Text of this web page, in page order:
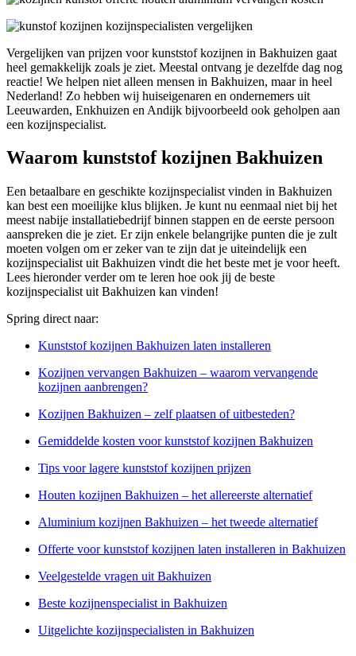
Vergelijken van prijzen voor kunststof kozijnen in Bakhuizen gaat
heel gemakkelijk zoals je ziet. Meestal ontvang je dezelfde dag nog
reactie! We helpen niet alleen mensen in Bakhuizen, maar in heel
Nederland! Zo hebben wij huiseigenaren en ondernemers uit
Leeuwarden, Enkhuizen en Andijk bijvoorbeeld ook geholpen aan
een kozijnspecialist.
Waarom kunststof kozijnen Bakhuizen
Een betaalbare en geschikte kozijnspecialist vinden in Bakhuizen
kan best een moeilijke klus blijken. Je kunt nu eenmaal niet bij het
meest nabije installatiebedrijf binnen stappen en de eerste persoon
aanspreken die je ziet. Er zijn enkele belangrijke punten die je zult
moeten volgen om er zeker van te zijn dat je uiteindelijk een
kozijnspecialist uit Bakhuizen vindt die het beste met je voor heeft.
Lees hieronder verder om te leren hoe ook jij de beste
kozijnspecialist uit Bakhuizen kan vinden!
Spring direct naar:
Kunststof kozijnen Bakhuizen laten installeren
Kozijnen vervangen Bakhuizen – waarom vervangende
kozijnen aanbrengen?
Kozijnen Bakhuizen – zelf plaatsen of uitbesteden?
Gemiddelde kosten voor kunststof kozijnen Bakhuizen
Tips voor lagere kunststof kozijnen prijzen
Houten kozijnen Bakhuizen – het allereerste alternatief
Aluminium kozijnen Bakhuizen – het tweede alternatief
Offerte voor kunststof kozijnen laten installeren in Bakhuizen
Veelgestelde vragen uit Bakhuizen
Beste kozijnenspecialist in Bakhuizen
Uitgelichte kozijnspecialisten in Bakhuizen